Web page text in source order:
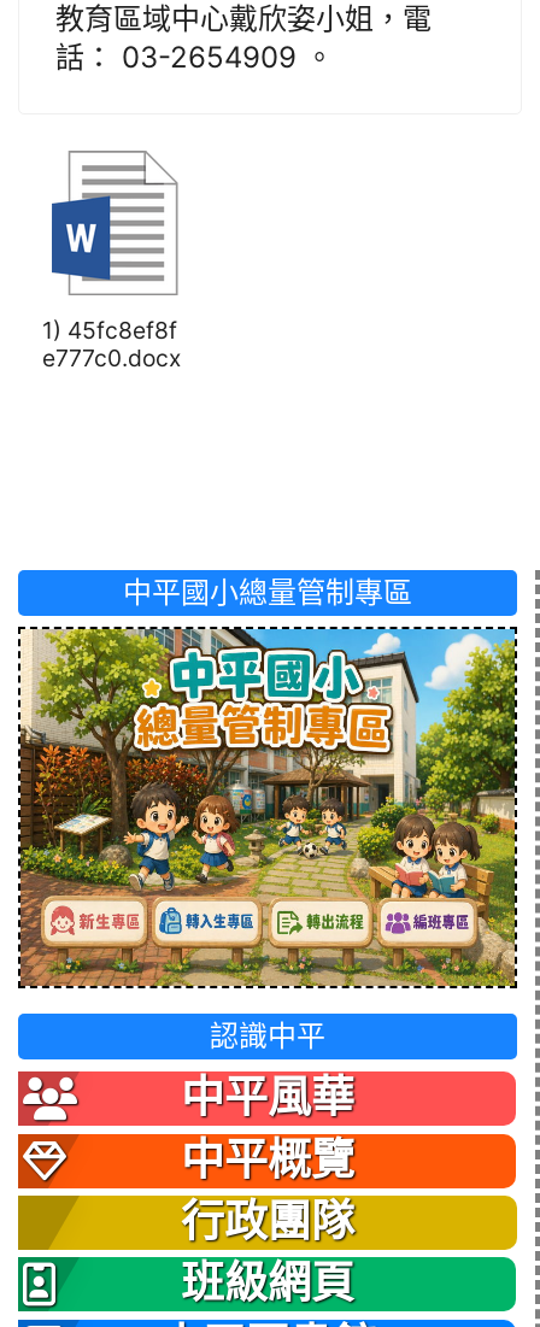
教育區域中心戴欣姿小姐，電
話： 03-2654909 。
1) 45fc8ef8f
e777c0.docx
中平國小總量管制專區
認識中平
中平風華
中平概覽
行政團隊
班級網頁